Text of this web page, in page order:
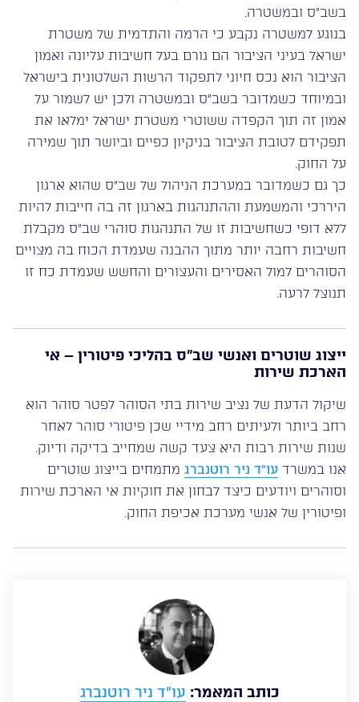
בשב”ס ובמשטרה.
בנוגע למשטרה נקבע כי הרמה והתדמית של משטרת
ישראל בעיני הציבור הם גורם בעל חשיבות עליונה ואמון
הציבור הוא נכס חיוני לתפקוד הרשות השלטונית בישראל
ובמיוחד כשמדובר בשב”ס ובמשטרה ולכן יש לשמור על
אמון זה תוך הקפדה ששוטרי משטרת ישראל ימלאו את
תפקידם לטובת הציבור בניקיון כפיים וביושר תוך שמירה
על החוק.
כך גם כשמדובר במערכת הניהול של שב”ס שהוא ארגון
היררכי והמשמעת וההתנהגות בארגון זה בה חייבות להיות
ללא דופי כשחשיבות זו של התנהגות סוהרי שב”ס מקבלת
חשיבות רחבה יותר מתוך ההבנה שעמדת הכוח בה מצויים
הסוהרים למול האסירים והעצורים והחשש שעמדת כח זו
תנוצל לרעה.
ייצוג שוטרים ואנשי שב”ס בהליכי פיטורין – אי
הארכת שירות
שיקול הדעת של נציב שירות בתי הסוהר לפטר סוהר הוא
רחב ביותר ולעיתים רחב מידיי שכן פיטורי סוהר לאחר
שנות שירות רבות היא צעד קשה שמחייב בדיקה ודיוק.
אנו במשרד עו”ד ניר רוטנברג מתמחים בייצוג שוטרים
וסוהרים ויודעים כיצד לבחון את חוקיות אי הארכת שירות
ופיטורין של אנשי מערכת אכיפת החוק.
כותב המאמר: עו”ד ניר רוטנברג